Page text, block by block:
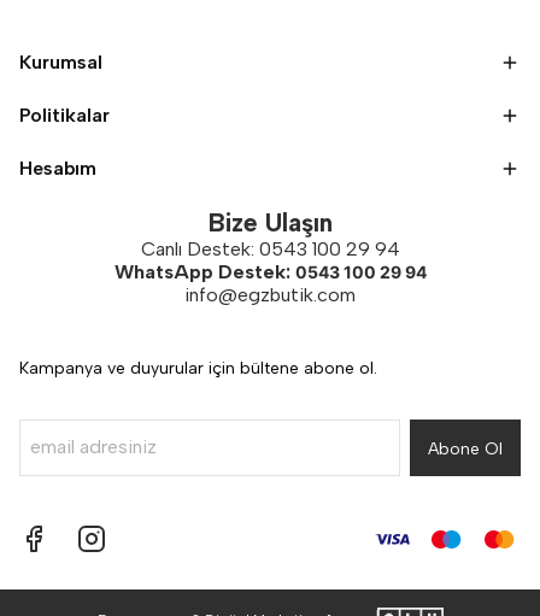
Kurumsal
Politikalar
Hesabım
Bize Ulaşın
Canlı Destek: 0543 100 29 94
WhatsApp Destek: 0543 100 29 94
info@egzbutik.com
Kampanya ve duyurular için bültene abone ol.
Abone Ol